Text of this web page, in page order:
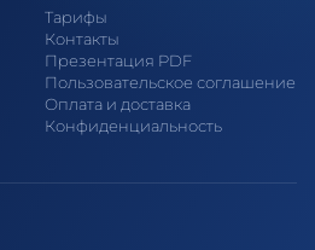
Тарифы
Контакты
Презентация PDF
Пользовательское соглашение
Оплата и доставка
Конфиденциальность